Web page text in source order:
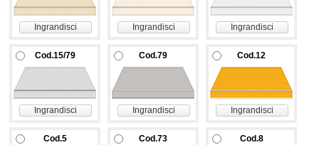
Ingrandisci Ingrandisci Ingrandisci
Cod.15/79
Ingrandisci
Cod.79
Ingrandisci
Cod.12
Ingrandisci
Cod.5 Cod.73 Cod.8